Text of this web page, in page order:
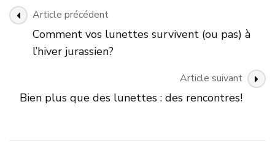
Navigation
des
articles
Article précédent
Comment vos lunettes survivent (ou pas) à
l’hiver jurassien?
Article suivant
Bien plus que des lunettes : des rencontres!